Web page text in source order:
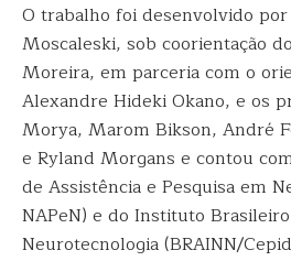
O trabalho foi desenvolvido
Moscaleski, sob coorientação
Moreira, em parceria com o
Alexandre Hideki Okano, e os
Morya, Marom Bikson, André
e Ryland Morgans e contou
de Assistência e Pesquisa em
NAPeN) e do Instituto
Neurotecnologia (BRAINN/